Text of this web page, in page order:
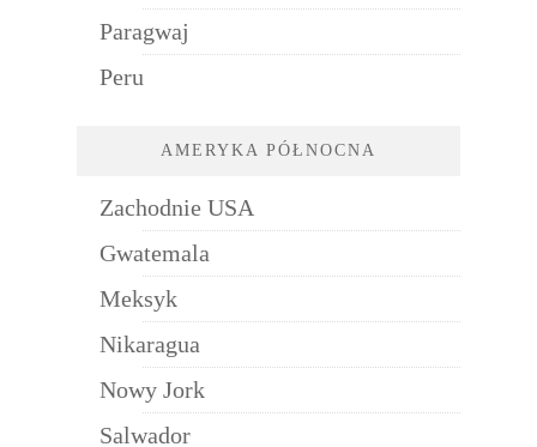
Paragwaj
Peru
AMERYKA PÓŁNOCNA
Zachodnie USA
Gwatemala
Meksyk
Nikaragua
Nowy Jork
Salwador